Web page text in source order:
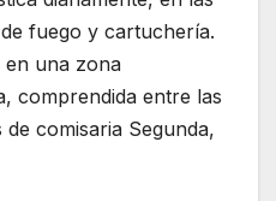
fuego y cartuchería.
una zona
comprendida entre las
comisaria Segunda,